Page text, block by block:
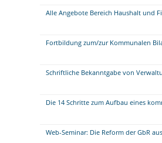
Alle Angebote Bereich Haushalt und
Fortbildung zum/zur Kommunalen
Schriftliche Bekanntgabe von
Die 14 Schritte zum Aufbau eines
Web-Seminar: Die Reform der GbR